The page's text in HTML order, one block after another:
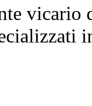
vicario